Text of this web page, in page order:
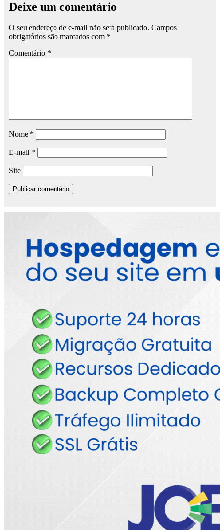
Deixe um comentário
O seu endereço de e-mail não será publicado. Campos
obrigatórios são marcados com *
Comentário *
Nome *
E-mail *
Site